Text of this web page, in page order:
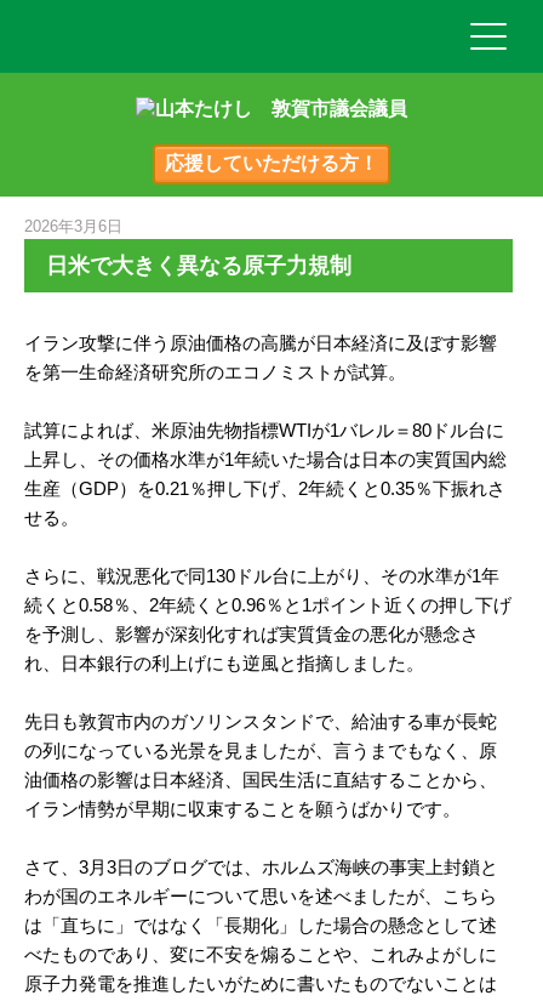
応援していただける方！
2026年3月6日
日米で大きく異なる原子力規制
イラン攻撃に伴う原油価格の高騰が日本経済に及ぼす影響
を第一生命経済研究所のエコノミストが試算。
試算によれば、米原油先物指標WTIが1バレル＝80ドル台に
上昇し、その価格水準が1年続いた場合は日本の実質国内総
生産（GDP）を0.21％押し下げ、2年続くと0.35％下振れさ
せる。
さらに、戦況悪化で同130ドル台に上がり、その水準が1年
続くと0.58％、2年続くと0.96％と1ポイント近くの押し下げ
を予測し、影響が深刻化すれば実質賃金の悪化が懸念さ
れ、日本銀行の利上げにも逆風と指摘しました。
先日も敦賀市内のガソリンスタンドで、給油する車が長蛇
の列になっている光景を見ましたが、言うまでもなく、原
油価格の影響は日本経済、国民生活に直結することから、
イラン情勢が早期に収束することを願うばかりです。
さて、3月3日のブログでは、ホルムズ海峡の事実上封鎖と
わが国のエネルギーについて思いを述べましたが、こちら
は「直ちに」ではなく「長期化」した場合の懸念として述
べたものであり、変に不安を煽ることや、これみよがしに
原子力発電を推進したいがために書いたものでないことは